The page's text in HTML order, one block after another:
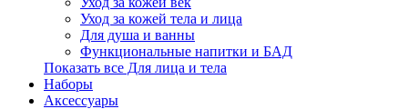
Уход за кожей тела и лица
Для душа и ванны
Функциональные напитки и БАД
Показать все Для лица и тела
Наборы
Аксессуары